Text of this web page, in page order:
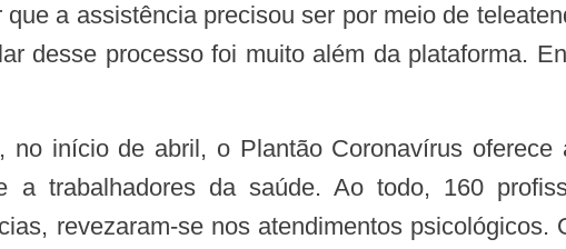
desse processo foi muito além da plataforma.
trabalhadores da saúde. Ao todo, 160
revezaram-se nos atendimentos